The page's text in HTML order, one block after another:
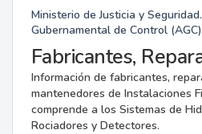
Ministerio de Justicia y
Gubernamental de Control (AGC)
Información de fabricantes,
mantenedores de Instalaciones
comprende a los Sistemas de
Rociadores y Detectores.